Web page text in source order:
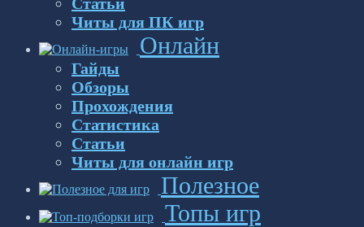
Читы для ПК игр
Онлайн
Гайды
Обзоры
Прохождения
Статистика
Статьи
Читы для онлайн игр
Полезное
Топы игр